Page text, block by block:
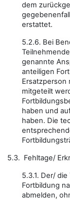
dem
erstattet.
5.2.6. Bei
genannte
anteiligen
Ersatzperson
mitgeteilt
haben und
haben. Die
5.3. Fehltage/
5.3.1. Der/
Fortbildung
abmelden,